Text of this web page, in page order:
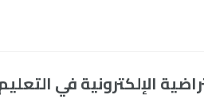
الإلكترونية في